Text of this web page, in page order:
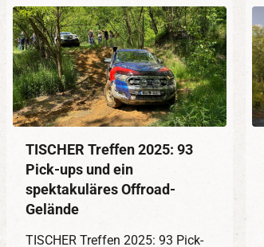
TISCHER Treffen 2025: 93
Pick-ups und ein
spektakuläres Offroad-
Gelände
TISCHER Treffen 2025: 93 Pick-